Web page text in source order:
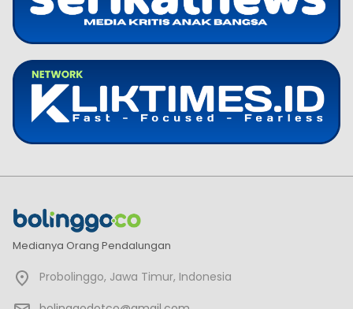
Medianya Orang Pendalungan
Probolinggo, Jawa Timur, Indonesia